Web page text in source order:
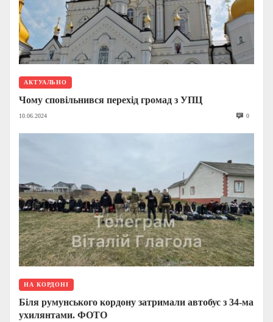
АКТУАЛЬНО
Чому сповільнився перехід громад з УПЦ
10.06.2024 0
НА КОРДОНІ
Біля румунського кордону затримали автобус з 34-ма
ухилянтами. ФОТО